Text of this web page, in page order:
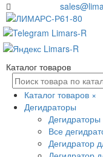
61-80
Каталог товаров
Каталог товаров ×
Дегидраторы
Дегидраторы
Все
Дегидратор